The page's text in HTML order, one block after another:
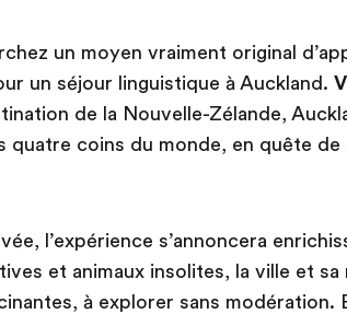
un moyen vraiment original
un séjour linguistique à Auckland.
de la Nouvelle-Zélande,
quatre coins du monde, en quête
l’expérience s’annoncera
et animaux insolites, la ville et
à explorer sans modération.